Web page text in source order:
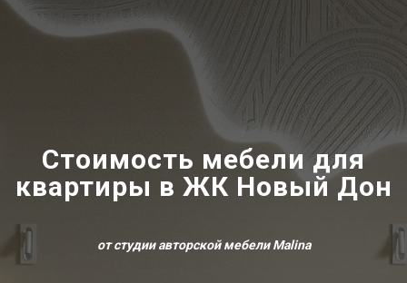
Стоимость мебели для
квартиры в ЖК Новый Дон
от студии авторской мебели Malina